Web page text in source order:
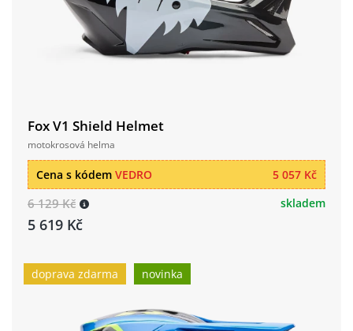
Fox V1 Shield Helmet
motokrosová helma
5 057 Kč
Cena s kódem VEDRO
6 129 Kč
5 619 Kč
skladem
doprava zdarma novinka